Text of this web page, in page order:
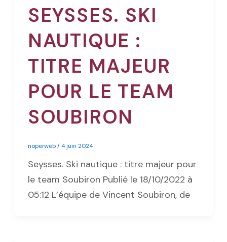
SEYSSES. SKI
NAUTIQUE :
TITRE MAJEUR
POUR LE TEAM
SOUBIRON
noperweb/ 4 juin 2024
Seysses. Ski nautique : titre majeur pour
le team Soubiron Publié le 18/10/2022 à
05:12 L’équipe de Vincent Soubiron, de